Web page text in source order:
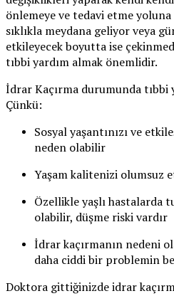
önlemeye ve tedavi etme
sıklıkla meydana geliyor veya
etkileyecek boyutta ise
tıbbi yardım almak önemlidir.
İdrar Kaçırma durumunda tıbbi
Çünkü:
Sosyal yaşantınızı ve
neden olabilir
Yaşam kalitenizi olumsuz
Özellikle yaşlı hastalarda
olabilir, düşme riski vardır
İdrar kaçırmanın nedeni
daha ciddi bir problemin
Doktora gittiğinizde idrar